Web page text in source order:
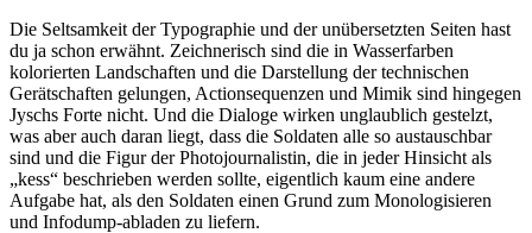
Die Seltsamkeit der Typographie und der unübersetzten Seiten hast
du ja schon erwähnt. Zeichnerisch sind die in Wasserfarben
kolorierten Landschaften und die Darstellung der technischen
Gerätschaften gelungen, Actionsequenzen und Mimik sind hingegen
Jyschs Forte nicht. Und die Dialoge wirken unglaublich gestelzt,
was aber auch daran liegt, dass die Soldaten alle so austauschbar
sind und die Figur der Photojournalistin, die in jeder Hinsicht als
„kess“ beschrieben werden sollte, eigentlich kaum eine andere
Aufgabe hat, als den Soldaten einen Grund zum Monologisieren
und Infodump-abladen zu liefern.